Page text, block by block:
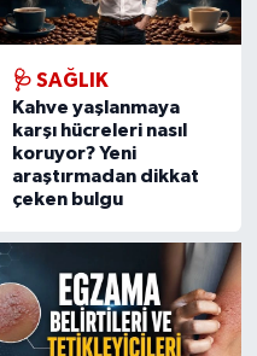
🩺 SAĞLIK
Kahve yaşlanmaya
karşı hücreleri nasıl
koruyor? Yeni
araştırmadan dikkat
çeken bulgu